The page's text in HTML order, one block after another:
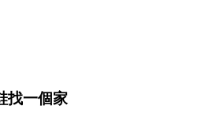
找一個家